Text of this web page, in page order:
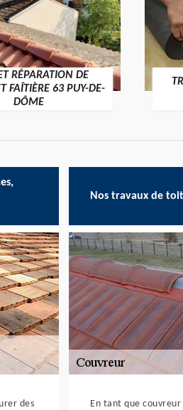
RÉPARATION DE
FAÎTIÈRE 63 PUY-DE-
DÔME
des
Nos travaux de
En tant que